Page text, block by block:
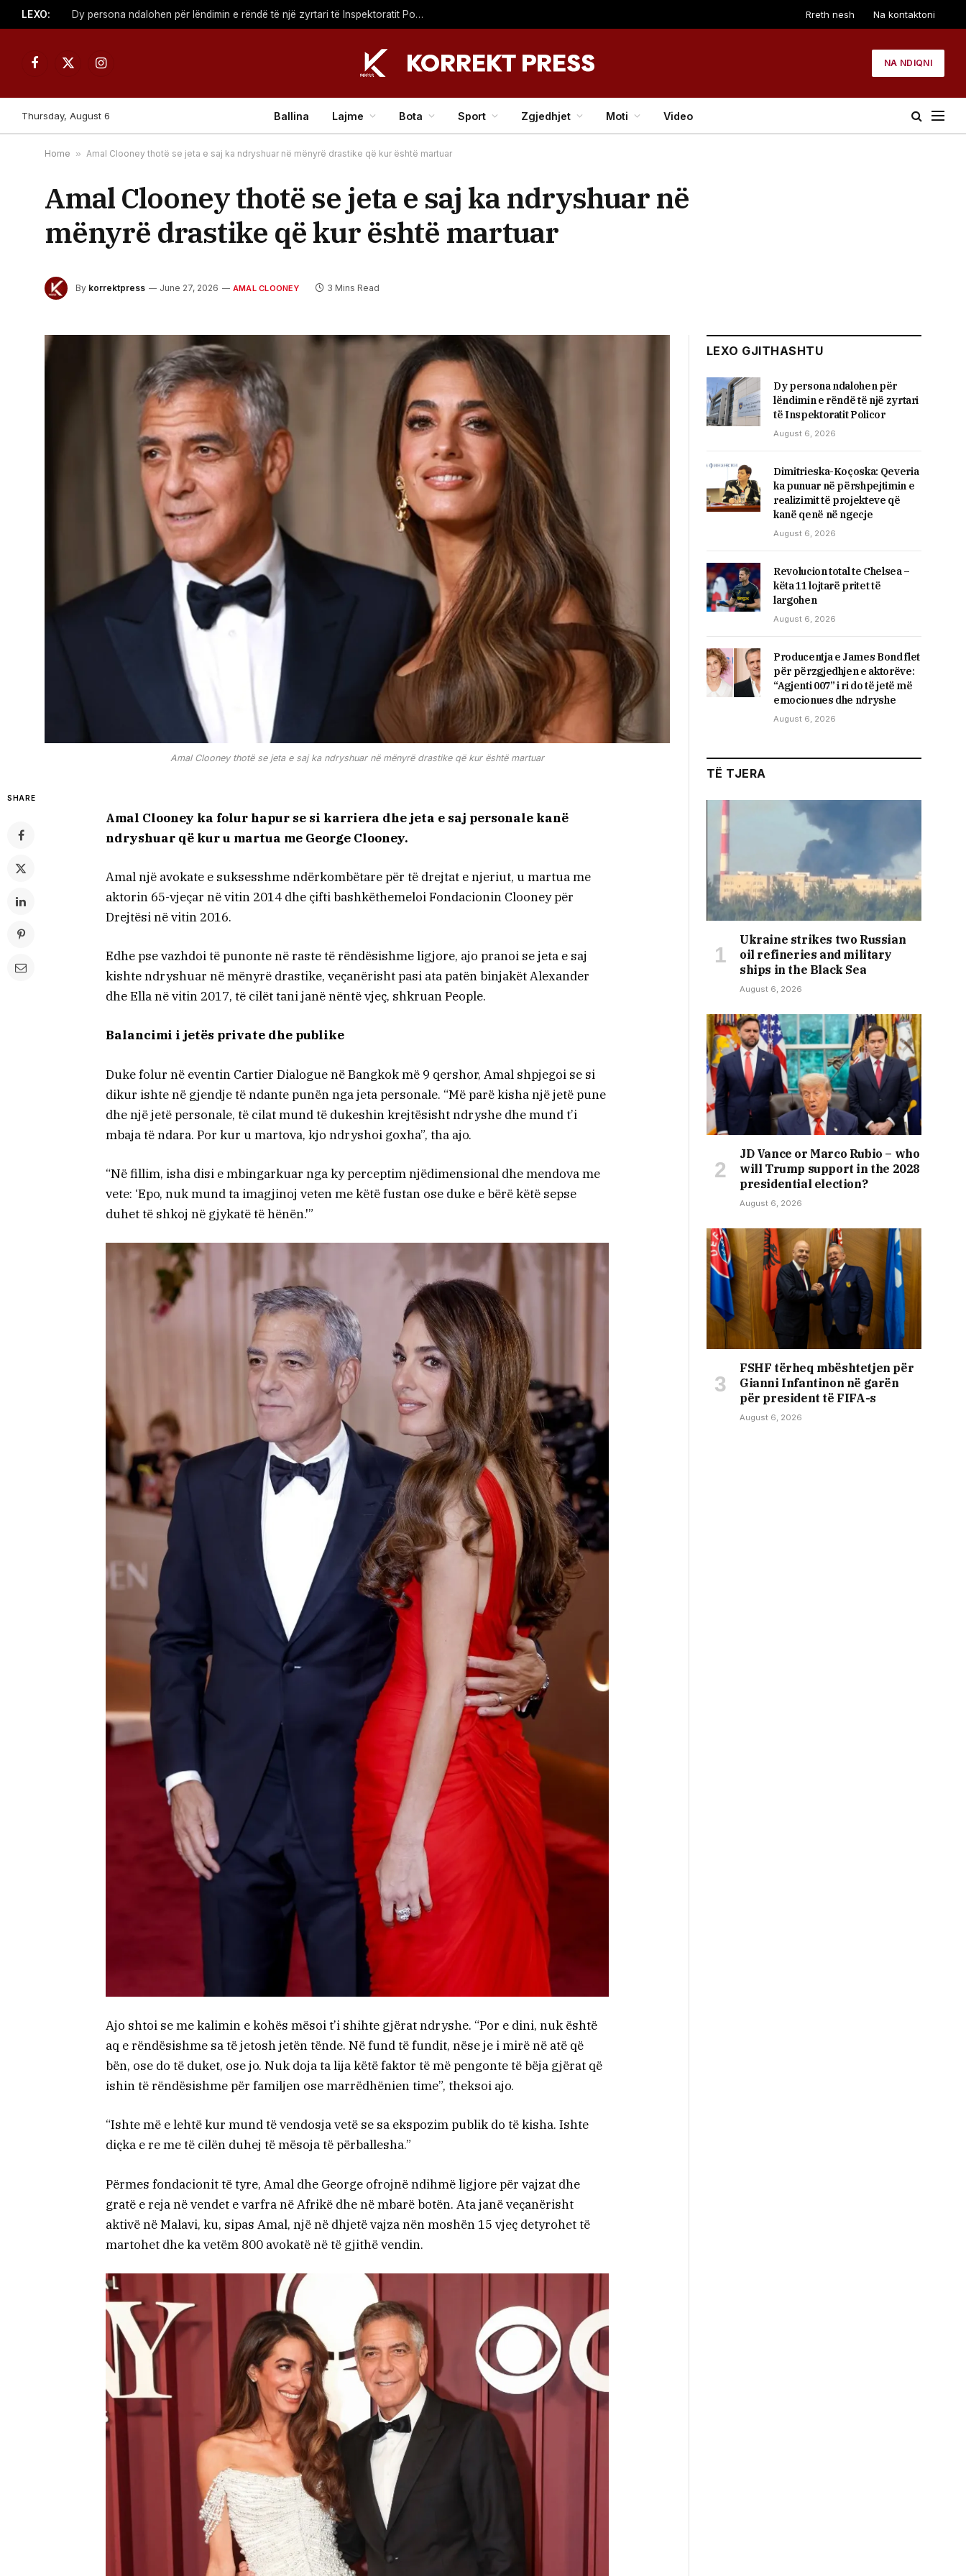
LEXO: Dy persona ndalohen për lëndimin e rëndë të një zyrtari të Inspektoratit Policor Rreth nesh Na kontaktoni
Facebook
X
Instagram
NA NDIQNI
Thursday, August 6 Ballina Lajme Bota Sport Zgjedhjet Moti Video
Home » Amal Clooney thotë se jeta e saj ka ndryshuar në mënyrë drastike që kur është martuar
Amal Clooney thotë se jeta e saj ka ndryshuar në
mënyrë drastike që kur është martuar
By korrektpress June 27, 2026 AMAL CLOONEY 3 Mins Read
Amal Clooney thotë se jeta e saj ka ndryshuar në mënyrë drastike që kur është martuar
SHARE
Amal Clooney ka folur hapur se si karriera dhe jeta e saj personale kanë
ndryshuar që kur u martua me George Clooney.
Amal një avokate e suksesshme ndërkombëtare për të drejtat e njeriut, u martua me
aktorin 65-vjeçar në vitin 2014 dhe çifti bashkëthemeloi Fondacionin Clooney për
Drejtësi në vitin 2016.
Edhe pse vazhdoi të punonte në raste të rëndësishme ligjore, ajo pranoi se jeta e saj
kishte ndryshuar në mënyrë drastike, veçanërisht pasi ata patën binjakët Alexander
dhe Ella në vitin 2017, të cilët tani janë nëntë vjeç, shkruan People.
Balancimi i jetës private dhe publike
Duke folur në eventin Cartier Dialogue në Bangkok më 9 qershor, Amal shpjegoi se si
dikur ishte në gjendje të ndante punën nga jeta personale. “Më parë kisha një jetë pune
dhe një jetë personale, të cilat mund të dukeshin krejtësisht ndryshe dhe mund t’i
mbaja të ndara. Por kur u martova, kjo ndryshoi goxha”, tha ajo.
“Në fillim, isha disi e mbingarkuar nga ky perceptim njëdimensional dhe mendova me
vete: ‘Epo, nuk mund ta imagjinoj veten me këtë fustan ose duke e bërë këtë sepse
duhet të shkoj në gjykatë të hënën.'”
Ajo shtoi se me kalimin e kohës mësoi t’i shihte gjërat ndryshe. “Por e dini, nuk është
aq e rëndësishme sa të jetosh jetën tënde. Në fund të fundit, nëse je i mirë në atë që
bën, ose do të duket, ose jo. Nuk doja ta lija këtë faktor të më pengonte të bëja gjërat që
ishin të rëndësishme për familjen ose marrëdhënien time”, theksoi ajo.
“Ishte më e lehtë kur mund të vendosja vetë se sa ekspozim publik do të kisha. Ishte
diçka e re me të cilën duhej të mësoja të përballesha.”
Përmes fondacionit të tyre, Amal dhe George ofrojnë ndihmë ligjore për vajzat dhe
gratë e reja në vendet e varfra në Afrikë dhe në mbarë botën. Ata janë veçanërisht
aktivë në Malavi, ku, sipas Amal, një në dhjetë vajza nën moshën 15 vjeç detyrohet të
martohet dhe ka vetëm 800 avokatë në të gjithë vendin.
LEXO GJITHASHTU
Dy persona ndalohen për
lëndimin e rëndë të një zyrtari
të Inspektoratit Policor
August 6, 2026
Dimitrieska-Koçoska: Qeveria
ka punuar në përshpejtimin e
realizimit të projekteve që
kanë qenë në ngecje
August 6, 2026
Revolucion total te Chelsea –
këta 11 lojtarë pritet të
largohen
August 6, 2026
Producentja e James Bond flet
për përzgjedhjen e aktorëve:
“Agjenti 007” i ri do të jetë më
emocionues dhe ndryshe
August 6, 2026
TË TJERA
Ukraine strikes two Russian
oil refineries and military
ships in the Black Sea
August 6, 2026
JD Vance or Marco Rubio – who
will Trump support in the 2028
presidential election?
August 6, 2026
FSHF tërheq mbështetjen për
Gianni Infantinon në garën
për president të FIFA-s
August 6, 2026